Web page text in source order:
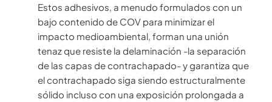
Estos adhesivos, a menudo formulados con un
bajo contenido de COV para minimizar el
impacto medioambiental, forman una unión
tenaz que resiste la delaminación -la separación
de las capas de contrachapado- y garantiza que
el contrachapado siga siendo estructuralmente
sólido incluso con una exposición prolongada a